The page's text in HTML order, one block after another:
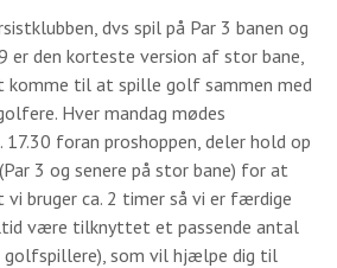
dvs spil på Par 3 banen og
er den korteste version af stor bane,
komme til at spille golf sammen med
Hver mandag mødes
foran proshoppen, deler hold op
3 og senere på stor bane) for at
bruger ca. 2 timer så vi er færdige
være tilknyttet et passende antal
golfspillere), som vil hjælpe dig til